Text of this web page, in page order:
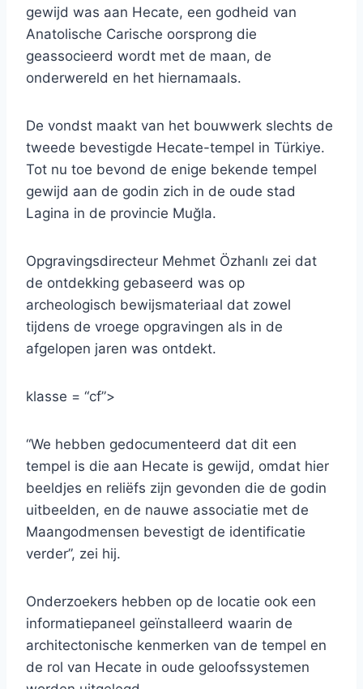
gewijd was aan Hecate, een godheid van
Anatolische Carische oorsprong die
geassocieerd wordt met de maan, de
onderwereld en het hiernamaals.
De vondst maakt van het bouwwerk slechts de
tweede bevestigde Hecate-tempel in Türkiye.
Tot nu toe bevond de enige bekende tempel
gewijd aan de godin zich in de oude stad
Lagina in de provincie Muğla.
Opgravingsdirecteur Mehmet Özhanlı zei dat
de ontdekking gebaseerd was op
archeologisch bewijsmateriaal dat zowel
tijdens de vroege opgravingen als in de
afgelopen jaren was ontdekt.
klasse = “cf”>
“We hebben gedocumenteerd dat dit een
tempel is die aan Hecate is gewijd, omdat hier
beeldjes en reliëfs zijn gevonden die de godin
uitbeelden, en de nauwe associatie met de
Maangodmensen bevestigt de identificatie
verder”, zei hij.
Onderzoekers hebben op de locatie ook een
informatiepaneel geïnstalleerd waarin de
architectonische kenmerken van de tempel en
de rol van Hecate in oude geloofssystemen